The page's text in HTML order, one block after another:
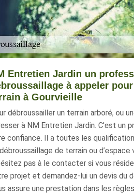
Entretien Jardin un
à appeler
à Gourvieille
débroussailler un terrain arboré, ou
à NM Entretien Jardin. C’est un
confiance. Il a toutes les
de terrain ou
pas à le contacter si vous
projet et demandez-lui un devis du
assure une prestation dans les